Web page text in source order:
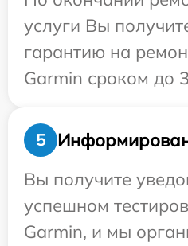
услуги Вы
гарантию на
Garmin сроком до
5
Вы получите
успешном
Garmin, и мы